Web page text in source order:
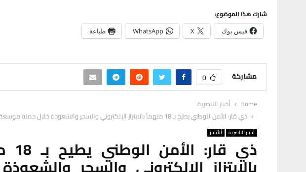
شارك هذا الموضوع:
فيس بوك X
WhatsApp طباعة
مشاركة 0
Home
أخبار الناصرية
ذي قار: الأمن الوطني يطيح بـ 18 متهماً بالابتزاز الإلكتروني والسحر والشعوذة خلال حملة موسعة
أخبار الناصرية ألأخبار
ذي